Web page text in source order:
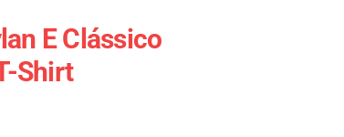
E Clássico
Shirt